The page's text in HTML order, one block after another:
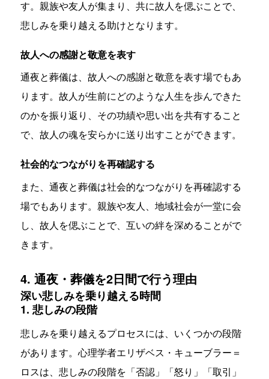
す。親族や友人が集まり、共に故人を偲ぶことで、
悲しみを乗り越える助けとなります。
故人への感謝と敬意を表す
通夜と葬儀は、故人への感謝と敬意を表す場でもあ
ります。故人が生前にどのような人生を歩んできた
のかを振り返り、その功績や思い出を共有すること
で、故人の魂を安らかに送り出すことができます。
社会的なつながりを再確認する
また、通夜と葬儀は社会的なつながりを再確認する
場でもあります。親族や友人、地域社会が一堂に会
し、故人を偲ぶことで、互いの絆を深めることがで
きます。
4. 通夜・葬儀を2日間で行う理由
深い悲しみを乗り越える時間
1. 悲しみの段階
悲しみを乗り越えるプロセスには、いくつかの段階
があります。心理学者エリザベス・キューブラー＝
ロスは、悲しみの段階を「否認」「怒り」「取引」